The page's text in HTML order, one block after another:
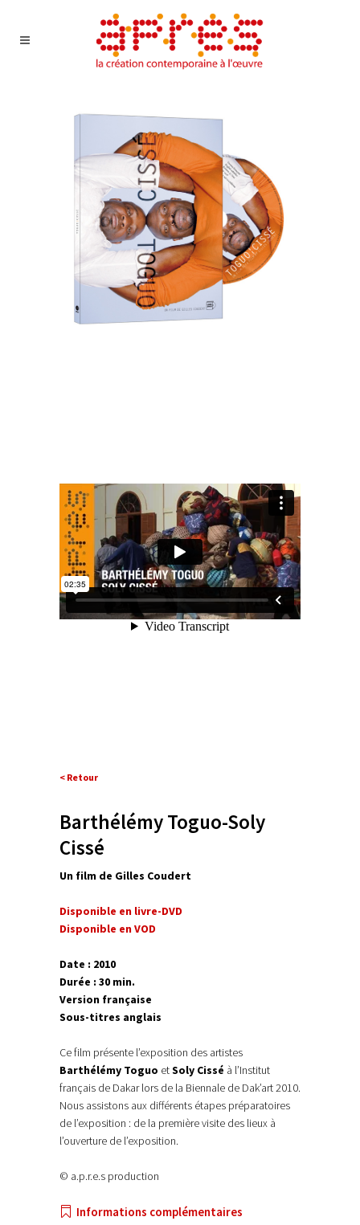
< Retour
Barthélémy Toguo-Soly
Cissé
Un film de Gilles Coudert
Disponible en livre-DVD
Disponible en VOD
Date : 2010
Durée : 30 min.
Version française
Sous-titres anglais
Ce film présente l’exposition des artistes
Barthélémy Toguo etSoly Cissé à l’Institut
français de Dakar lors de la Biennale de Dak’art 2010.
Nous assistons aux différents étapes préparatoires
de l’exposition : de la première visite des lieux à
l’ouverture de l’exposition.
© a.p.r.e.s production
Informations complémentaires